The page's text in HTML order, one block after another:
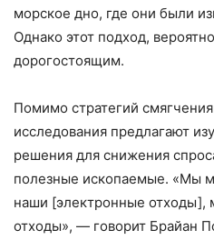
морское дно, где они были
Однако этот подход,
дорогостоящим.
Помимо стратегий
исследования предлагают
решения для снижения
полезные ископаемые. «Мы
наши [электронные
отходы», — говорит Брайан